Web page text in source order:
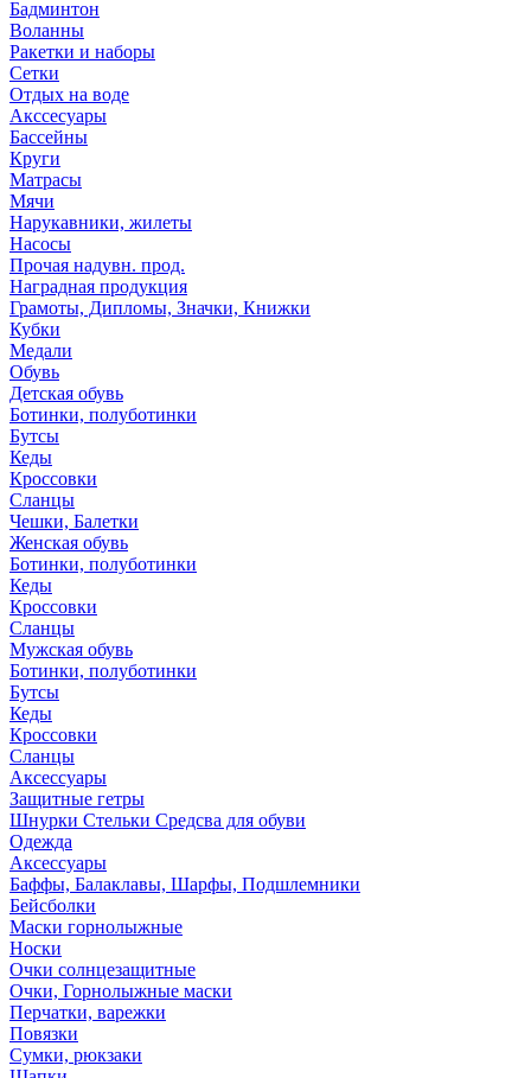
Бадминтон
Воланны
Ракетки и наборы
Сетки
Отдых на воде
Акссесуары
Бассейны
Круги
Матрасы
Мячи
Нарукавники, жилеты
Насосы
Прочая надувн. прод.
Наградная продукция
Грамоты, Дипломы, Значки, Книжки
Кубки
Медали
Обувь
Детская обувь
Ботинки, полуботинки
Бутсы
Кеды
Кроссовки
Сланцы
Чешки, Балетки
Женская обувь
Ботинки, полуботинки
Кеды
Кроссовки
Сланцы
Мужская обувь
Ботинки, полуботинки
Бутсы
Кеды
Кроссовки
Сланцы
Аксессуары
Защитные гетры
Шнурки Стельки Средсва для обуви
Одежда
Аксессуары
Баффы, Балаклавы, Шарфы, Подшлемники
Бейсболки
Маски горнолыжные
Носки
Очки солнцезащитные
Очки, Горнолыжные маски
Перчатки, варежки
Повязки
Сумки, рюкзаки